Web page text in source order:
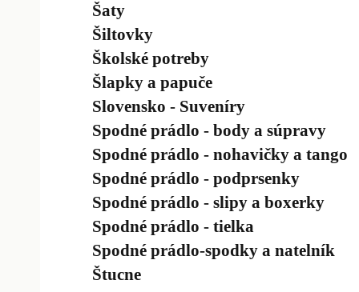
Šaty
Šiltovky
Školské potreby
Šlapky a papuče
Slovensko - Suveníry
Spodné prádlo - body a súpravy
Spodné prádlo - nohavičky a tango
Spodné prádlo - podprsenky
Spodné prádlo - slipy a boxerky
Spodné prádlo - tielka
Spodné prádlo-spodky a natelník
Štucne